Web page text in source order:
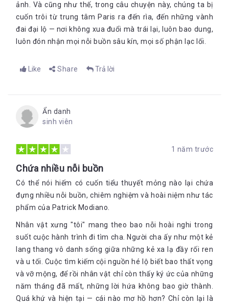
ảnh. Và cũng như thế, trong câu chuyện này, chúng ta bị
cuốn trôi từ trung tâm Paris ra đến rìa, đến những vành
đai đại lộ — nơi không xua đuổi mà trái lại, luôn bao dung,
luôn đón nhận mọi nỗi buồn sâu kín, mọi số phận lạc lối.
Like Share Trả lời
Ẩn danh
sinh viên
1 năm trước
Chứa nhiều nỗi buồn
Có thể nói hiếm có cuốn tiểu thuyết mỏng nào lại chứa
đựng nhiều nỗi buồn, chiêm nghiệm và hoài niệm như tác
phẩm của Patrick Modiano.
Nhân vật xưng "tôi" mang theo bao nỗi hoài nghi trong
suốt cuộc hành trình đi tìm cha. Người cha ấy như một kẻ
lang thang vô danh sống giữa những kẻ xa lạ đầy rối ren
và u tối. Cuộc tìm kiếm cội nguồn hé lộ biết bao thất vọng
và vỡ mộng, để rồi nhân vật chỉ còn thấy ký ức của những
năm tháng đã mất, những lời hứa không bao giờ thành.
Quá khứ và hiện tại — cái nào mơ hồ hơn? Chỉ còn lại là